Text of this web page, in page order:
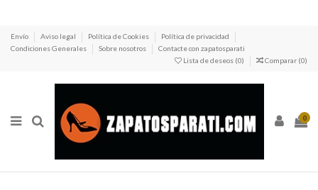
Envío Aviso legal Política de Cookies
Política de privacidad
Condiciones Generales
Sobre nosotros
Contacte con zapatosparati
Lista de deseos (0) Comparar (0)
0